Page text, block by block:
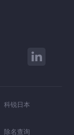
科锐日本
除名查询